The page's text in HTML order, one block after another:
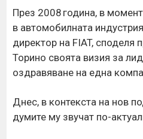
През 2008 година, в
в автомобилната
директор на FIAT, споделя
Торино своята визия за
оздравяване на една
Днес, в контекста на нов
думите му звучат по-